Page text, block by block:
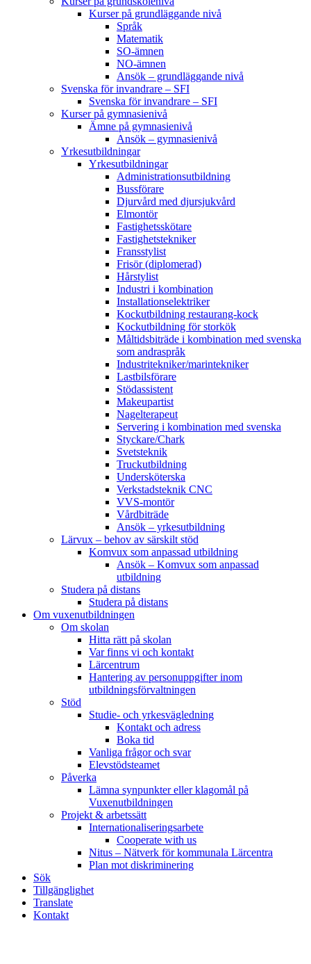
Kurser på grundläggande nivå
Språk
Matematik
SO-ämnen
NO-ämnen
Ansök – grundläggande nivå
Svenska för invandrare – SFI
Svenska för invandrare – SFI
Kurser på gymnasienivå
Ämne på gymnasienivå
Ansök – gymnasienivå
Yrkesutbildningar
Yrkesutbildningar
Administrationsutbildning
Bussförare
Djurvård med djursjukvård
Elmontör
Fastighetsskötare
Fastighetstekniker
Fransstylist
Frisör (diplomerad)
Hårstylist
Industri i kombination
Installationselektriker
Kockutbildning restaurang-kock
Kockutbildning för storkök
Måltidsbiträde i kombination med svenska
som andraspråk
Industritekniker/marintekniker
Lastbilsförare
Stödassistent
Makeupartist
Nagelterapeut
Servering i kombination med svenska
Styckare/Chark
Svetsteknik
Truckutbildning
Undersköterska
Verkstadsteknik CNC
VVS-montör
Vårdbiträde
Ansök – yrkesutbildning
Lärvux – behov av särskilt stöd
Komvux som anpassad utbildning
Ansök – Komvux som anpassad
utbildning
Studera på distans
Studera på distans
Om vuxenutbildningen
Om skolan
Hitta rätt på skolan
Var finns vi och kontakt
Lärcentrum
Hantering av personuppgifter inom
utbildningsförvaltningen
Stöd
Studie- och yrkesvägledning
Kontakt och adress
Boka tid
Vanliga frågor och svar
Elevstödsteamet
Påverka
Lämna synpunkter eller klagomål på
Vuxenutbildningen
Projekt & arbetssätt
Internationaliseringsarbete
Cooperate with us
Nitus – Nätverk för kommunala Lärcentra
Plan mot diskriminering
Sök
Tillgänglighet
Translate
Kontakt